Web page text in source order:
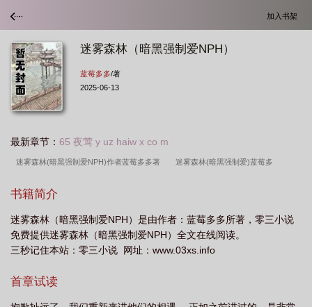
加入书架
迷雾森林（暗黑强制爱NPH）
蓝莓多多/著
2025-06-13
最新章节： 65 夜莺 y uz haiw x co m
迷雾森林(暗黑强制爱NPH)作者蓝莓多多著 迷雾森林(暗黑强制爱)蓝莓多
NPH)txt 迷雾森林(暗黑强制爱NPH)(蓝莓多多)
NPH)gl 暗黑迷雾森林壁纸高清 迷雾森林(暗黑强制爱NPH)
书籍简介
迷雾森林（暗黑强制爱NPH）是由作者：蓝莓多多所著，零三小说
免费提供迷雾森林（暗黑强制爱NPH）全文在线阅读。
三秒记住本站：零三小说 网址：www.03xs.info
首章试读